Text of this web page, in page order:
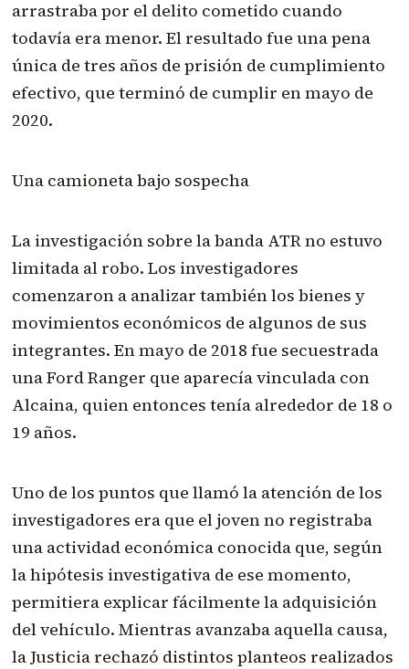
arrastraba por el delito cometido cuando
todavía era menor. El resultado fue una pena
única de tres años de prisión de cumplimiento
efectivo, que terminó de cumplir en mayo de
2020.
Una camioneta bajo sospecha
La investigación sobre la banda ATR no estuvo
limitada al robo. Los investigadores
comenzaron a analizar también los bienes y
movimientos económicos de algunos de sus
integrantes. En mayo de 2018 fue secuestrada
una Ford Ranger que aparecía vinculada con
Alcaina, quien entonces tenía alrededor de 18 o
19 años.
Uno de los puntos que llamó la atención de los
investigadores era que el joven no registraba
una actividad económica conocida que, según
la hipótesis investigativa de ese momento,
permitiera explicar fácilmente la adquisición
del vehículo. Mientras avanzaba aquella causa,
la Justicia rechazó distintos planteos realizados